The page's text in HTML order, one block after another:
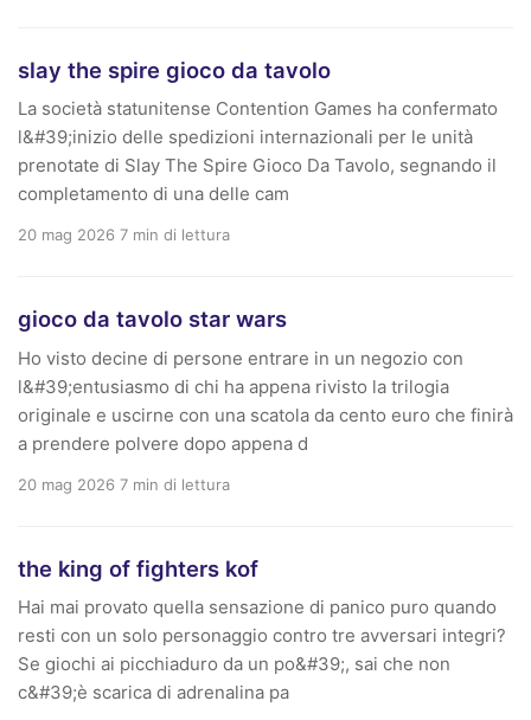
slay the spire gioco da tavolo
La società statunitense Contention Games ha confermato
l&#39;inizio delle spedizioni internazionali per le unità
prenotate di Slay The Spire Gioco Da Tavolo, segnando il
completamento di una delle cam
20 mag 2026 7 min di lettura
gioco da tavolo star wars
Ho visto decine di persone entrare in un negozio con
l&#39;entusiasmo di chi ha appena rivisto la trilogia
originale e uscirne con una scatola da cento euro che finirà
a prendere polvere dopo appena d
20 mag 2026 7 min di lettura
the king of fighters kof
Hai mai provato quella sensazione di panico puro quando
resti con un solo personaggio contro tre avversari integri?
Se giochi ai picchiaduro da un po&#39;, sai che non
c&#39;è scarica di adrenalina pa